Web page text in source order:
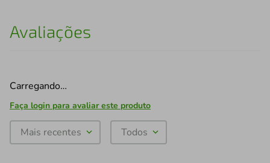
Avaliações
Carregando…
Faça login para avaliar este produto
Mais recentes Todos